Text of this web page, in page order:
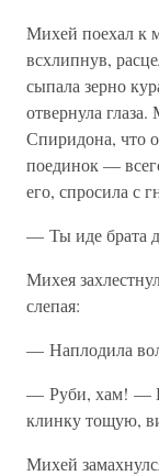
Михей поехал к
всхлипнув,
сыпала зерно
отвернула
Спиридона, что
поединок —
его, спросила с
— Ты иде брата
Михея
слепая:
— Наплодила
— Руби, хам! —
клинку тощую,
Михей